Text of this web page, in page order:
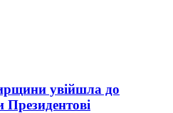
увійшла до
Президентові